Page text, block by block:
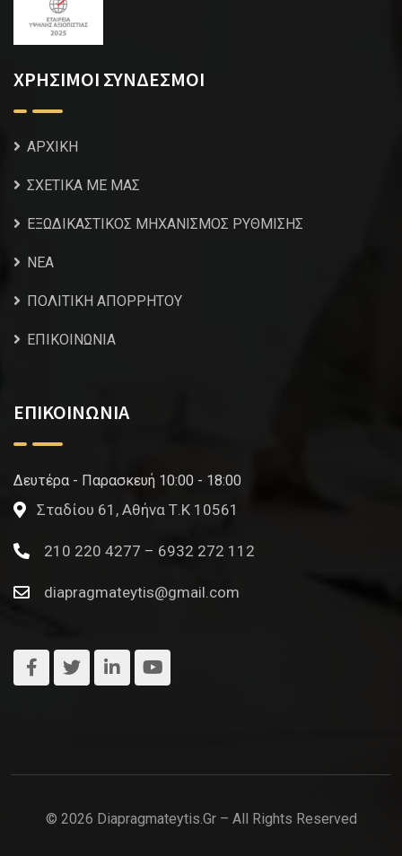
ΧΡΗΣΙΜΟΙ ΣΥΝΔΕΣΜΟΙ
ΑΡΧΙΚΗ
ΣΧΕΤΙΚΑ ΜΕ ΜΑΣ
ΕΞΩΔΙΚΑΣΤΙΚΟΣ ΜΗΧΑΝΙΣΜΟΣ ΡΥΘΜΙΣΗΣ
NEA
ΠΟΛΙΤΙΚΗ ΑΠΟΡΡΗΤΟΥ
ΕΠΙΚΟΙΝΩΝΙΑ
ΕΠΙΚΟΙΝΩΝΙΑ
Δευτέρα - Παρασκευή 10:00 - 18:00
Σταδίου 61, Αθήνα Τ.Κ 10561
210 220 4277 – 6932 272 112
diapragmateytis@gmail.com
© 2026 Diapragmateytis.gr – All Rights Reserved